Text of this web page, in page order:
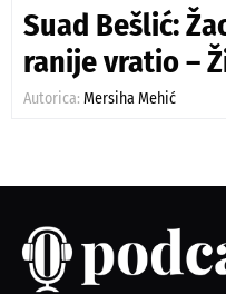
Suad Bešlić:
ranije vratio –
Autorica: Mersiha Mehić